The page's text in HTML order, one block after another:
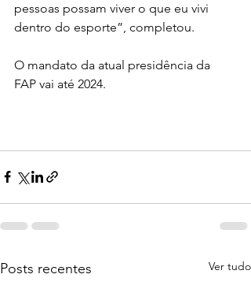
pessoas possam viver o que eu vivi
dentro do esporte”, completou.
O mandato da atual presidência da
FAP vai até 2024.
Posts recentes Ver tudo